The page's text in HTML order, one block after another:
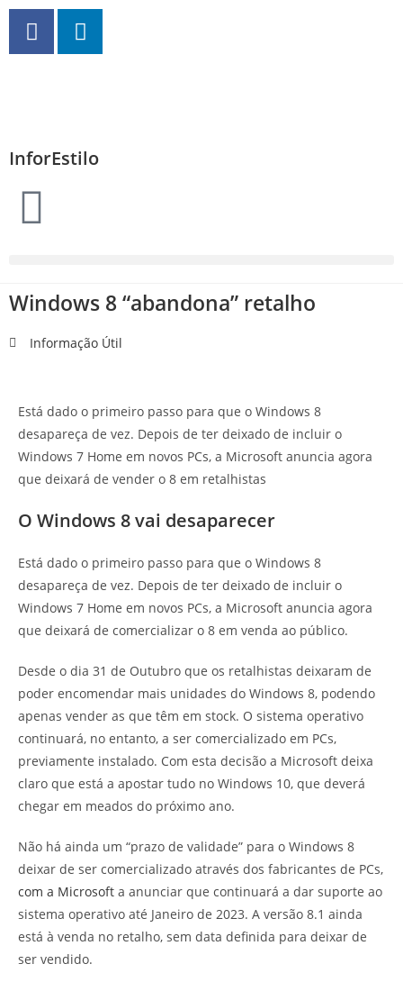
InforEstilo
Windows 8 “abandona” retalho
Informação Útil
Está dado o primeiro passo para que o Windows 8
desapareça de vez. Depois de ter deixado de incluir o
Windows 7 Home em novos PCs, a Microsoft anuncia agora
que deixará de vender o 8 em retalhistas
O Windows 8 vai desaparecer
Está dado o primeiro passo para que o Windows 8
desapareça de vez. Depois de ter deixado de incluir o
Windows 7 Home em novos PCs, a Microsoft anuncia agora
que deixará de comercializar o 8 em venda ao público.
Desde o dia 31 de Outubro que os retalhistas deixaram de
poder encomendar mais unidades do Windows 8, podendo
apenas vender as que têm em stock. O sistema operativo
continuará, no entanto, a ser comercializado em PCs,
previamente instalado. Com esta decisão a Microsoft deixa
claro que está a apostar tudo no Windows 10, que deverá
chegar em meados do próximo ano.
Não há ainda um “prazo de validade” para o Windows 8
deixar de ser comercializado através dos fabricantes de PCs,
com a Microsoft a anunciar que continuará a dar suporte ao
sistema operativo até Janeiro de 2023. A versão 8.1 ainda
está à venda no retalho, sem data definida para deixar de
ser vendido.